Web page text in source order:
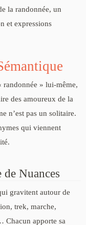
la randonnée, un
et expressions
» lui-même,
des amoureux de la
n’est pas un solitaire.
qui viennent
Nuances
gravitent autour de
trek, marche,
Chacun apporte sa